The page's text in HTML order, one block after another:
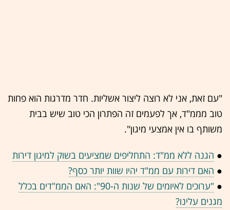
"עם זאת, אני לא רוצה ליצור אשליות. חדר מדרגות הוא פחות
טוב מממ"ד, אך לפעמים זה הפתרון הכי טוב שיש בבית
משותף בו אין אמצעי מיגון".
● הגנה ללא ממ"ד: התחליפים שמציעים בשוק למיגון דירות
● האם דירות עם ממ"ד יהיו שוות יותר כסף?
●
"ערוכים לאיומים של שנות ה-90": האם הממ"דים בכלל
מגנים עלינו?